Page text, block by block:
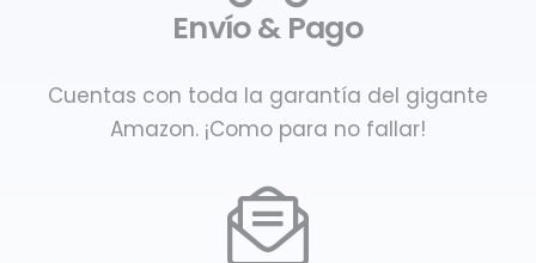
Envío & Pago
Cuentas con toda la garantía del gigante
Amazon. ¡Como para no fallar!